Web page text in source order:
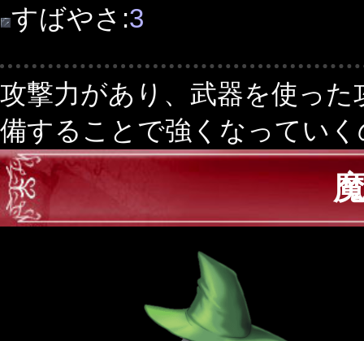
すばやさ:3
攻撃力があり、武器を使っ
備することで強くなってい